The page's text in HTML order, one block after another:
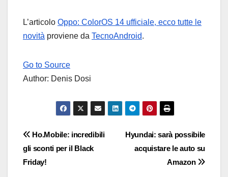
L’articolo Oppo: ColorOS 14 ufficiale, ecco tutte le
novità proviene da TecnoAndroid.
Go to Source
Author: Denis Dosi
Navigazione
articoli
Hyundai: sarà possibile
acquistare le auto su
Amazon
Ho.Mobile: incredibili
gli sconti per il Black
Friday!